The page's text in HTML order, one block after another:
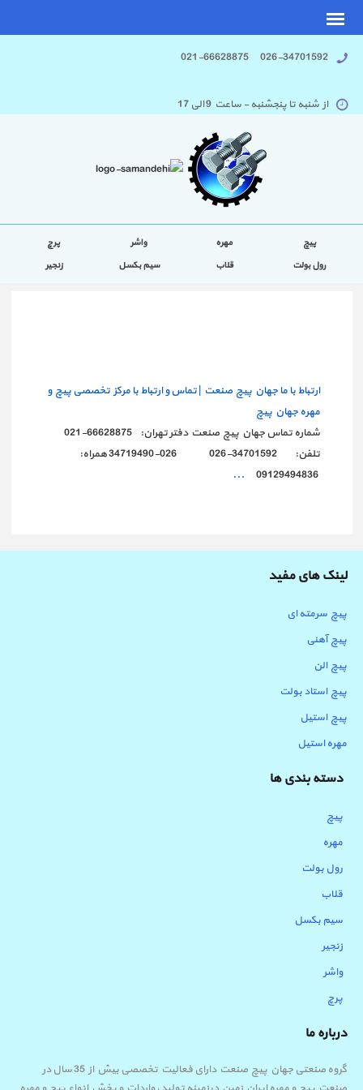
026-34701592 021-66628875
از شنبه تا پنجشنبه - ساعت 9 الی 17
پیچ مهره واشر
پرچ
رول بولت
قلاب سیم بکسل زنجیر
ارتباط با ما جهان پیچ صنعت | تماس و ارتباط با مرکز تخصصی پیچ و
مهره جهان پیچ
شماره تماس جهان پیچ صنعت دفتر تهران: 66628875-021
تلفن: 34701592-026 026-34719490 همراه:
09129494836
...
لینک های مفید
پیچ سرمته ای
پیچ آهنی
پیچ الن
پیچ استاد بولت
پیچ استیل
مهره استیل
دسته بندی ها
پیچ
مهره
رول بولت
قلاب
سیم بکسل
زنجیر
واشر
پرچ
درباره ما
گروه صنعتی جهان پیچ صنعت دارای فعالیت تخصصی بیش از 35 سال در